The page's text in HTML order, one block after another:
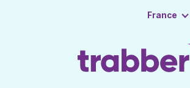
France